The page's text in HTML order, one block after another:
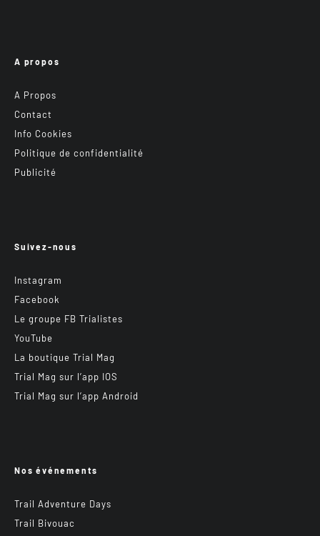
A propos
A Propos
Contact
Info Cookies
Politique de confidentialité
Publicité
Suivez-nous
Instagram
Facebook
Le groupe FB Trialistes
YouTube
La boutique Trial Mag
Trial Mag sur l’app IOS
Trial Mag sur l’app Android
Nos événements
Trail Adventure Days
Trail Bivouac